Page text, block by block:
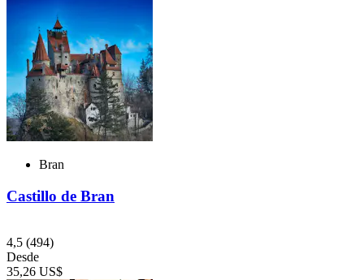
Bran
Castillo de Bran
4,5 (494)
Desde
35,26 US$